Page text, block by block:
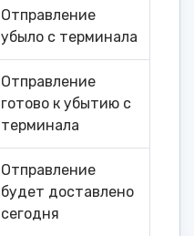
Отправление
убыло с терминала
Отправление
готово к убытию с
терминала
Отправление
будет доставлено
сегодня